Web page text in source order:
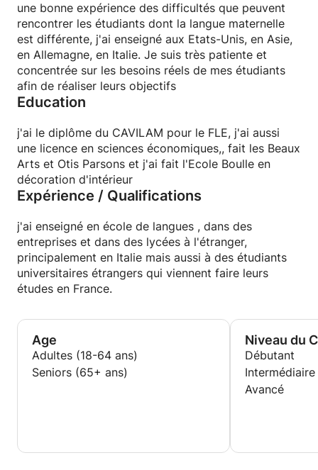
une bonne expérience des difficultés que peuvent
rencontrer les étudiants dont la langue maternelle
est différente, j'ai enseigné aux Etats-Unis, en Asie,
en Allemagne, en Italie. Je suis très patiente et
concentrée sur les besoins réels de mes étudiants
afin de réaliser leurs objectifs
Education
j'ai le diplôme du CAVILAM pour le FLE, j'ai aussi
une licence en sciences économiques,, fait les Beaux
Arts et Otis Parsons et j'ai fait l'Ecole Boulle en
décoration d'intérieur
Expérience / Qualifications
j'ai enseigné en école de langues , dans des
entreprises et dans des lycées à l'étranger,
principalement en Italie mais aussi à des étudiants
universitaires étrangers qui viennent faire leurs
études en France.
Age
Adultes (18-64 ans)
Seniors (65+ ans)
Niveau du
Débutant
Intermédiaire
Avancé